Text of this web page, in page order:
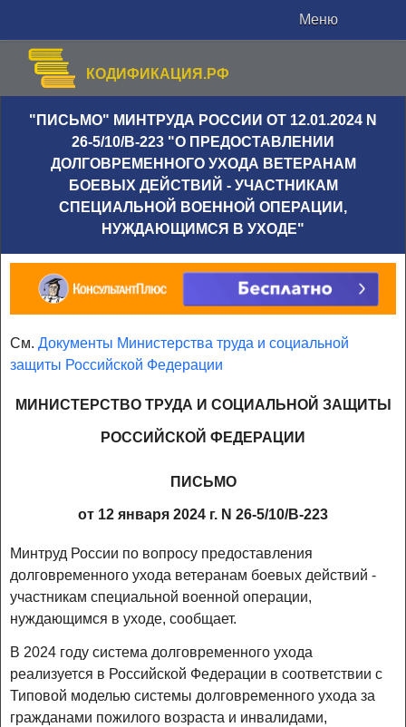
Меню
КОДИФИКАЦИЯ.РФ
"ПИСЬМО" МИНТРУДА РОССИИ ОТ 12.01.2024 N
26-5/10/В-223 "О ПРЕДОСТАВЛЕНИИ
ДОЛГОВРЕМЕННОГО УХОДА ВЕТЕРАНАМ
БОЕВЫХ ДЕЙСТВИЙ - УЧАСТНИКАМ
СПЕЦИАЛЬНОЙ ВОЕННОЙ ОПЕРАЦИИ,
НУЖДАЮЩИМСЯ В УХОДЕ"
См. Документы Министерства труда и социальной
защиты Российской Федерации
МИНИСТЕРСТВО ТРУДА И СОЦИАЛЬНОЙ ЗАЩИТЫ
РОССИЙСКОЙ ФЕДЕРАЦИИ
ПИСЬМО
от 12 января 2024 г. N 26-5/10/В-223
Минтруд России по вопросу предоставления
долговременного ухода ветеранам боевых действий -
участникам специальной военной операции,
нуждающимся в уходе, сообщает.
В 2024 году система долговременного ухода
реализуется в Российской Федерации в соответствии с
Типовой моделью системы долговременного ухода за
гражданами пожилого возраста и инвалидами,